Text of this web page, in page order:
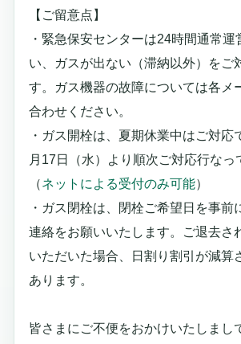
【ご留意点】
・緊急保安センターは24時間通常
い、ガスが出ない（滞納以外）をご
す。ガス機器の故障については各メ
合わせください。
・ガス開栓は、夏期休業中はご対応
月17日（水）より 順次ご対応行なっ
（ネットによる受付のみ可能）
・ガス閉栓は、閉栓ご希望日を事前
連絡をお願いいたします。ご退去さ
いただいた場合、日割り割引が減算
あります。
皆さまにご不便をおかけいたしまし